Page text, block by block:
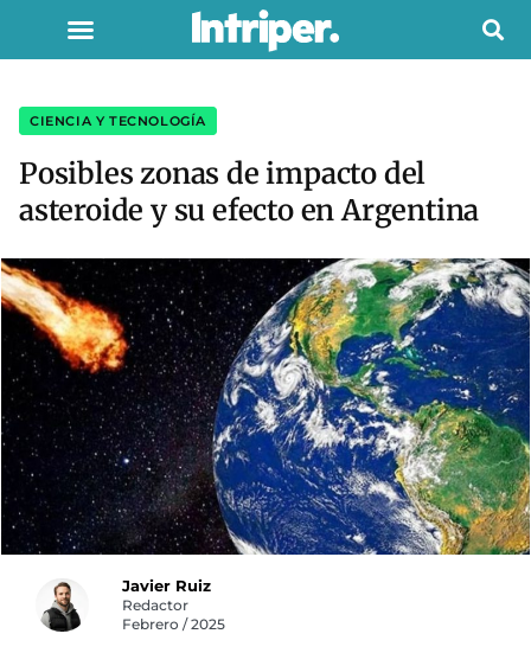
CIENCIA Y TECNOLOGÍA
Posibles zonas de impacto del
asteroide y su efecto en Argentina
Javier Ruiz
Redactor
Febrero / 2025